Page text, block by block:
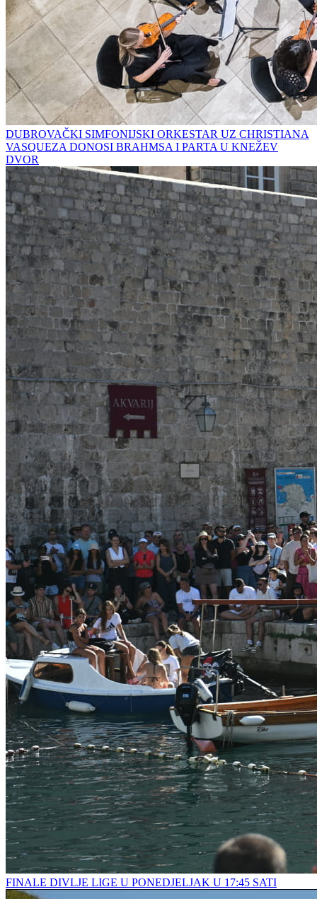
DUBROVAČKI SIMFONIJSKI ORKESTAR UZ CHRISTIANA
VASQUEZA DONOSI BRAHMSA I PARTA U KNEŽEV
DVOR
FINALE DIVLJE LIGE U PONEDJELJAK U 17:45 SATI